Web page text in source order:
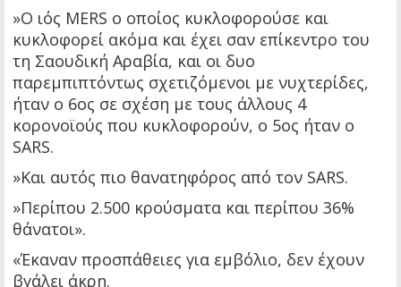
»Ο ιός MERS ο οποίος κυκλοφορούσε και
κυκλοφορεί ακόμα και έχει σαν επίκεντρο του
τη Σαουδική Αραβία, και οι δυο
παρεμπιπτόντως σχετιζόμενοι με νυχτερίδες,
ήταν ο 6ος σε σχέση με τους άλλους 4
κορονοϊούς που κυκλοφορούν, ο 5ος ήταν ο
SARS.
»Και αυτός πιο θανατηφόρος από τον SARS.
»Περίπου 2.500 κρούσματα και περίπου 36%
θάνατοι».
«Έκαναν προσπάθειες για εμβόλιο, δεν έχουν
βγάλει άκρη.